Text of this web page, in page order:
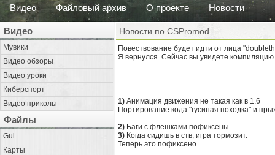
Видео Файловый архив О проекте Новости
Видео
Мувики
Видео обзоры
Видео уроки
Киберспорт
Видео приколы
Файлы
Gui
Карты
Новости по CSPromod
Повествование будет идти от лица
Я вернулся. Сейчас вы увидете
1) Анимация движения не такая как в 1.6
Портирование кода "гусиная походка" и
2) Баги с флешками пофиксены
3) Когда сидишь в ств, игра тормозит.
Теперь это пофиксено